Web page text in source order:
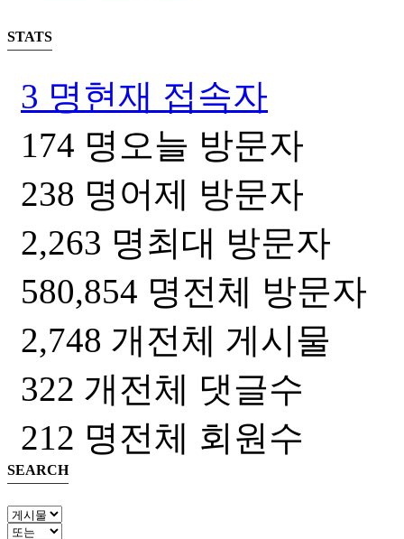
STATS
3 명현재 접속자
174 명오늘 방문자
238 명어제 방문자
2,263 명최대 방문자
580,854 명전체 방문자
2,748 개전체 게시물
322 개전체 댓글수
212 명전체 회원수
SEARCH